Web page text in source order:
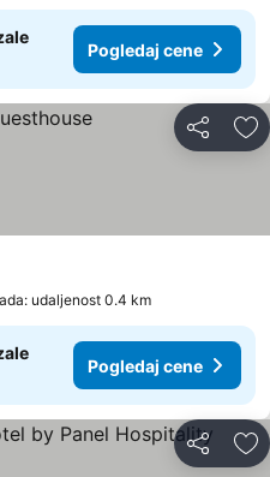
Pogledaj cene
Deli
udaljenost 0.4 km
Pogledaj cene
Deli